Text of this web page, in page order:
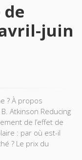
juin
? À propos
Atkinson Reducing
de l’effet de
: par où est-il
? Le prix du